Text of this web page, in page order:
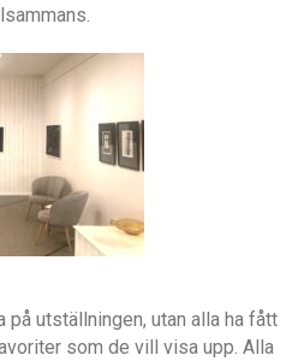
utställningen, utan alla ha fått
som de vill visa upp. Alla